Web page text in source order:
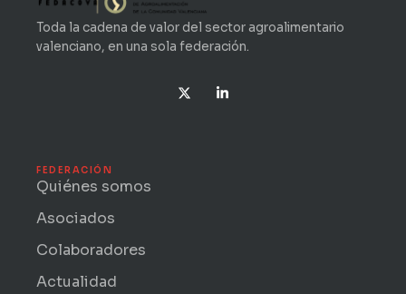
Toda la cadena de valor del sector agroalimentario
valenciano, en una sola federación.
X
- i
FEDERACIÓN
Quiénes somos
Asociados
Colaboradores
Actualidad